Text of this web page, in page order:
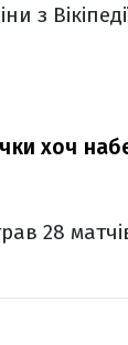
з
хоч
28